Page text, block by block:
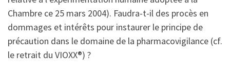
Chambre ce 25 mars 2004). Faudra-t-il des procès en
dommages et intérêts pour instaurer le principe de
précaution dans le domaine de la pharmacovigilance (cf.
le retrait du VIOXX®) ?